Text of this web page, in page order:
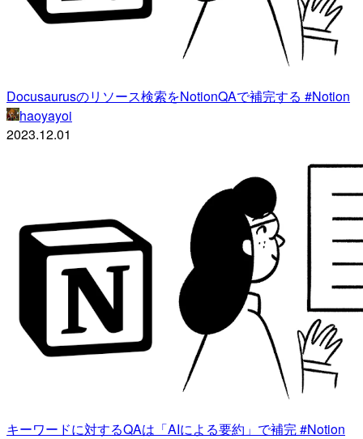
Docusaurusのリソース検索をNotionQAで補完する #Notion
haoyayoi
2023.12.01
キーワードに対するQAは「AIによる要約」で補完 #Notion